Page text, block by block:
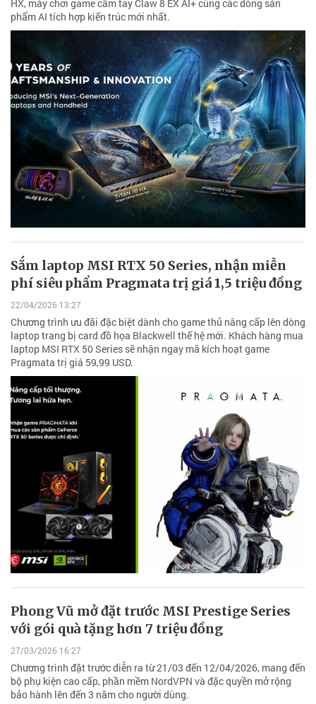
HX, máy chơi game cầm tay Claw 8 EX AI+ cùng các dòng sản
phẩm AI tích hợp kiến trúc mới nhất.
Sắm laptop MSI RTX 50 Series, nhận miễn
phí siêu phẩm Pragmata trị giá 1,5 triệu đồng
22/04/2026 13:27
Chương trình ưu đãi đặc biệt dành cho game thủ nâng cấp lên dòng
laptop trang bị card đồ họa Blackwell thế hệ mới. Khách hàng mua
laptop MSI RTX 50 Series sẽ nhận ngay mã kích hoạt game
Pragmata trị giá 59,99 USD.
Phong Vũ mở đặt trước MSI Prestige Series
với gói quà tặng hơn 7 triệu đồng
27/03/2026 16:27
Chương trình đặt trước diễn ra từ 21/03 đến 12/04/2026, mang đến
bộ phụ kiện cao cấp, phần mềm NordVPN và đặc quyền mở rộng
bảo hành lên đến 3 năm cho người dùng.